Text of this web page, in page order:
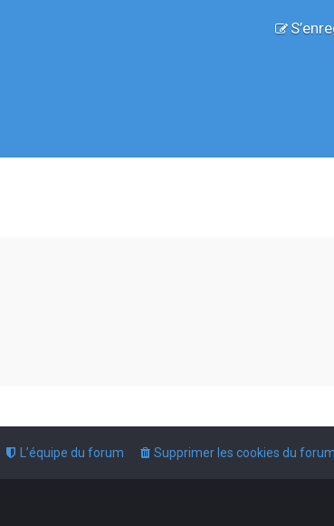
Supprimer les cookies du forum
L’équipe du forum